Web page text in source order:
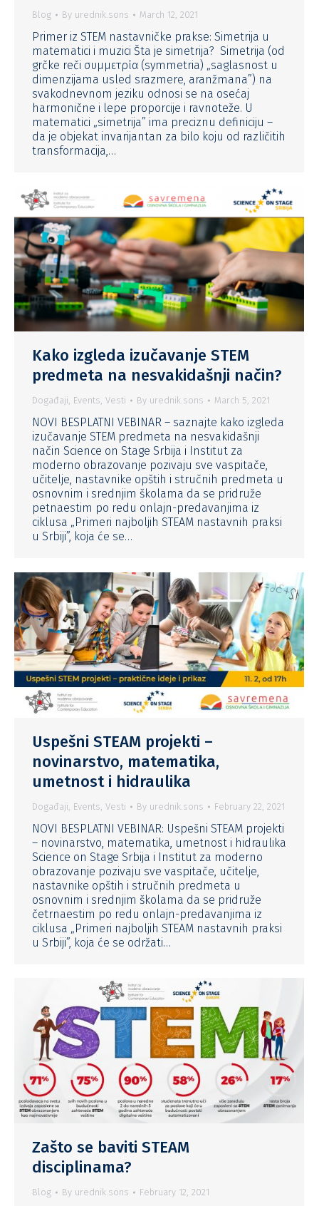
Blog By urednik.sons March 12, 2021
Primer iz STEM nastavničke prakse: Simetrija u
matematici i muzici Šta je simetrija? Simetrija (od
grčke reči συμμετρία (symmetria) „saglasnost u
dimenzijama usled srazmere, aranžmana”) na
svakodnevnom jeziku odnosi se na osećaj
harmonične i lepe proporcije i ravnoteže. U
matematici „simetrija” ima preciznu definiciju –
da je objekat invarijantan za bilo koju od različitih
transformacija,…
Kako izgleda izučavanje STEM
predmeta na nesvakidašnji način?
Događaji Events Vesti By urednik.sons March 5, 2021
NOVI BESPLATNI VEBINAR – saznajte kako izgleda
izučavanje STEM predmeta na nesvakidašnji
način Science on Stage Srbija i Institut za
moderno obrazovanje pozivaju sve vaspitače,
učitelje, nastavnike opštih i stručnih predmeta u
osnovnim i srednjim školama da se pridruže
petnaestim po redu onlajn-predavanjima iz
ciklusa „Primeri najboljih STEAM nastavnih praksi
u Srbiji”, koja će se…
Uspešni STEAM projekti –
novinarstvo, matematika,
umetnost i hidraulika
Događaji Events Vesti By urednik.sons February 22, 2021
NOVI BESPLATNI VEBINAR: Uspešni STEAM projekti
– novinarstvo, matematika, umetnost i hidraulika
Science on Stage Srbija i Institut za moderno
obrazovanje pozivaju sve vaspitače, učitelje,
nastavnike opštih i stručnih predmeta u
osnovnim i srednjim školama da se pridruže
četrnaestim po redu onlajn-predavanjima iz
ciklusa „Primeri najboljih STEAM nastavnih praksi
u Srbiji”, koja će se održati…
Zašto se baviti STEAM
disciplinama?
Blog By urednik.sons February 12, 2021